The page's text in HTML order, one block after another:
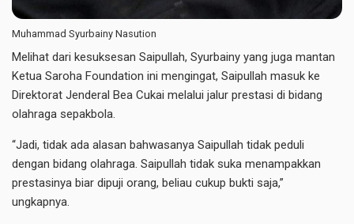
Muhammad Syurbainy Nasution
Melihat dari kesuksesan Saipullah, Syurbainy yang juga mantan
Ketua Saroha Foundation ini mengingat, Saipullah masuk ke
Direktorat Jenderal Bea Cukai melalui jalur prestasi di bidang
olahraga sepakbola.
“Jadi, tidak ada alasan bahwasanya Saipullah tidak peduli
dengan bidang olahraga. Saipullah tidak suka menampakkan
prestasinya biar dipuji orang, beliau cukup bukti saja,”
ungkapnya.